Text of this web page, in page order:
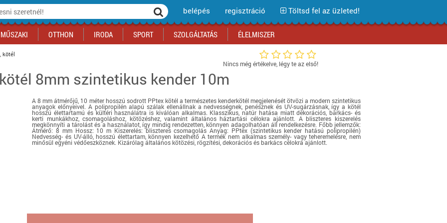
belépés regisztráció Töltsd fel az üzleted!
akciók
Sport akciók
Áruházláncok
Webáruház tesztek
Akciós termékek
MŰSZAKI
Áruházláncok
Webáruház tesztek
Akciós termékek
OTTHON
Építkezés
Iskolakezdés, papír, írószer
Háziállatok
Bébi
Gyógyászati segédeszköz
Biztonságtechnika
Fűtés
Autó
Ingatlan
Áruházláncok
Webáruház tesztek
Akciós termékek
IRODA
Áruházláncok
Webáruház tesztek
Akciós termékek
SPORT
Fitneszközpont
Motor
Áruházláncok
Webáruház tesztek
Akciós termékek
SZOLGÁLTATÁS
parkolás
Áruházláncok
Webáruház tesztek
Akciók Blog
ÉLELMISZER
Áruházláncok
Webáruház tesztek
Akciós termékek
kötél
Nincs még értékelve, légy te az első!
8mm szintetikus kender 10m
A 8 mm átmérőjű, 10 méter hosszú sodrott PPtex kötél a természetes kenderkötél megjelenését ötvözi a modern szintetikus
anyagok előnyeivel. A polipropilén alapú szálak ellenállnak a nedvességnek, penésznek és UV-sugárzásnak, így a kötél
hosszú élettartamú és kültéri használatra is kiválóan alkalmas. Klasszikus, natúr hatása miatt dekorációs, barkács- és
kerti munkákhoz, csomagoláshoz, kötözéshez, valamint általános háztartási célokra ajánlott. A bliszteres kiszerelés
megkönnyíti a tárolást és a használatot, így mindig rendezetten, könnyen adagolhatóan áll rendelkezésre. Főbb jellemzők:
Átmérő: 8 mm Hossz: 10 m Kiszerelés: bliszteres csomagolás Anyag: PPtex (szintetikus kender hatású polipropilén)
Nedvesség- és UV-álló, hosszú élettartam, könnyen kezelhető A termék nem alkalmas személy- vagy teheremelésre, nem
minősül egyéni védőeszköznek. Kizárólag általános kötözési, rögzítési, dekorációs és barkács célokra ajánlott.